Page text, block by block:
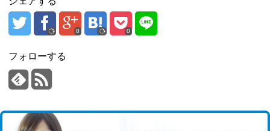
0 0
フォローする